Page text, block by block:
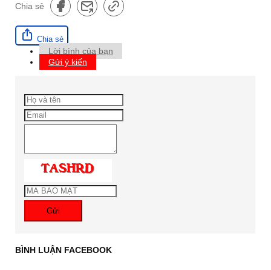
Chia sẻ
Chia sẻ
Lời bình của bạn
Gửi ý kiến
Gửi
BÌNH LUẬN FACEBOOK